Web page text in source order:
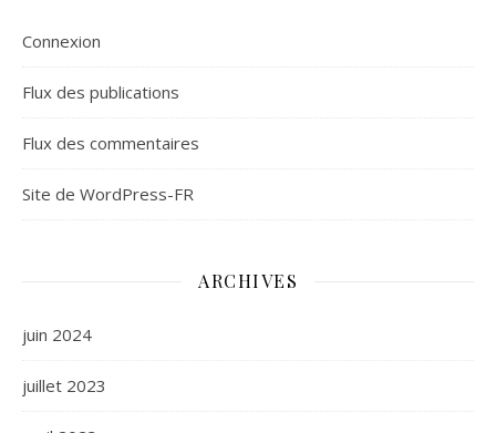
Connexion
Flux des publications
Flux des commentaires
Site de WordPress-FR
ARCHIVES
juin 2024
juillet 2023